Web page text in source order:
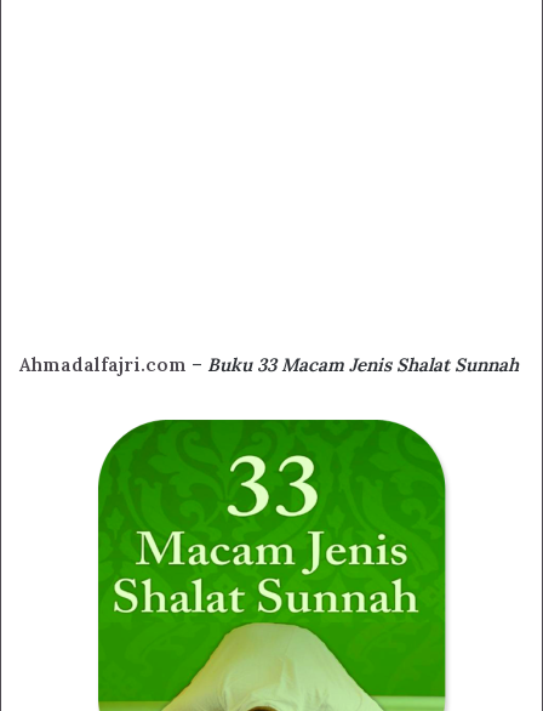
Ahmadalfajri.com – Buku 33 Macam Jenis Shalat Sunnah